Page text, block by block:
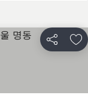
공유 즐